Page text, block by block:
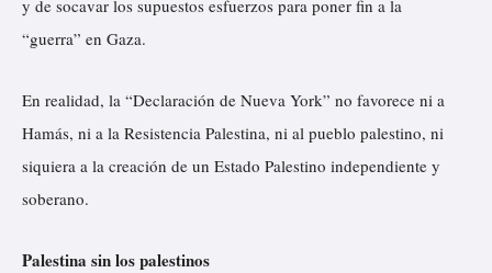
y de socavar los supuestos esfuerzos para poner fin a la
“guerra” en Gaza.
En realidad, la “Declaración de Nueva York” no favorece ni a
Hamás, ni a la Resistencia Palestina, ni al pueblo palestino, ni
siquiera a la creación de un Estado Palestino independiente y
soberano.
Palestina sin los palestinos